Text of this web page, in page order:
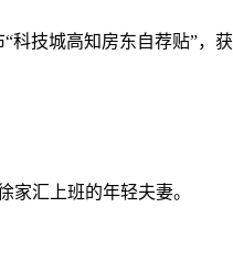
技城高知房东自荐贴”，
家汇上班的年轻夫妻。